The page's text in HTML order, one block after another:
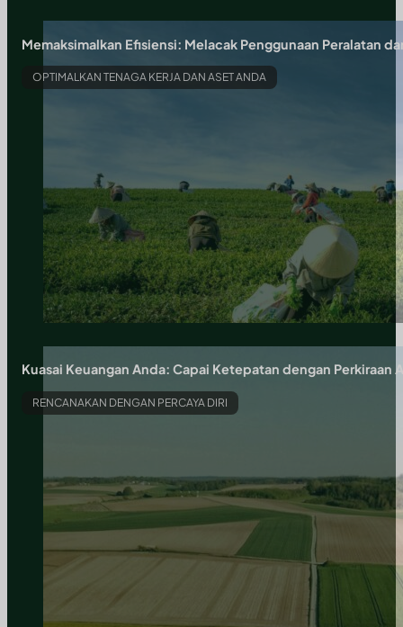
Memaksimalkan Efisiensi: Melacak Penggunaan Peralatan
OPTIMALKAN TENAGA KERJA DAN ASET ANDA
Kuasai Keuangan Anda: Capai Ketepatan dengan Perkiraan
RENCANAKAN DENGAN PERCAYA DIRI